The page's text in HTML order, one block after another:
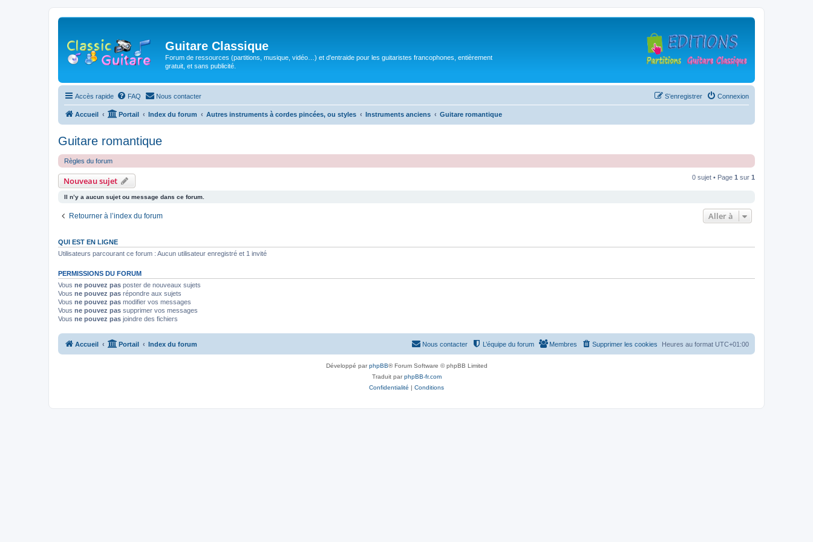
Guitare Classique
Forum de ressources (partitions, musique, vidéo…) et d'entraide pour les guitaristes francophones, entièrement
gratuit, et sans publicité.
Accès rapide FAQ Nous contacter Connexion
S’enregistrer
Accueil Portail Index du forum Autres instruments à cordes pincées, ou styles Instruments anciens Guitare romantique
Guitare romantique
Règles du forum
Nouveau sujet 0 sujet • Page 1 sur 1
Il n’y a aucun sujet ou message dans ce forum.
Retourner à l’index du forum Aller à
QUI EST EN LIGNE
Utilisateurs parcourant ce forum : Aucun utilisateur enregistré et 1 invité
PERMISSIONS DU FORUM
Vous ne pouvez pas poster de nouveaux sujets
Vous ne pouvez pas répondre aux sujets
Vous ne pouvez pas modifier vos messages
Vous ne pouvez pas supprimer vos messages
Vous ne pouvez pas joindre des fichiers
Accueil Portail Index du forum Heures au format UTC+01:00
Supprimer les cookies
Membres
L’équipe du forum
Nous contacter
Développé parphpBB® Forum Software © phpBB Limited
Traduit parphpBB-fr.com
Confidentialité | Conditions